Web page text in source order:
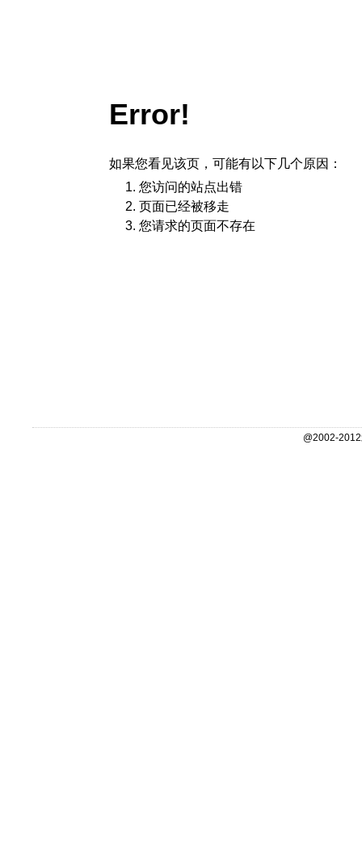
Error!
如果您看见该页，可能有以下几个原因：
您访问的站点出错
页面已经被移走
您请求的页面不存在
@2002-